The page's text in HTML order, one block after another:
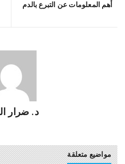
أهم المعلومات عن التبرع بالدم
د. ضرار
مواضيع متعلقة